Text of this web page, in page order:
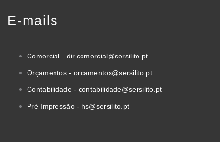
E-mails
Comercial - dir.comercial@sersilito.pt
Orçamentos - orcamentos@sersilito.pt
Contabilidade - contabilidade@sersilito.pt
Pré Impressão - hs@sersilito.pt